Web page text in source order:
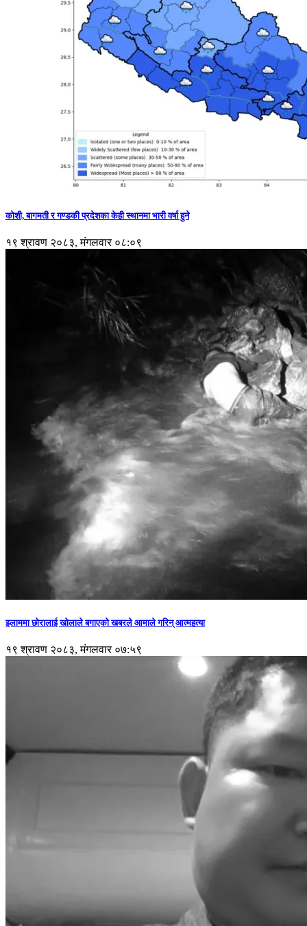
कोशी, बागमती र गण्डकी प्रदेशका केही स्थानमा भारी वर्षा हुने
१९ श्रावण २०८३, मंगलवार ०८:०९
इलाममा छोरालाई खोलाले बगाएकाे खबरले आमाले गरिन् आत्महत्या
१९ श्रावण २०८३, मंगलवार ०७:५९